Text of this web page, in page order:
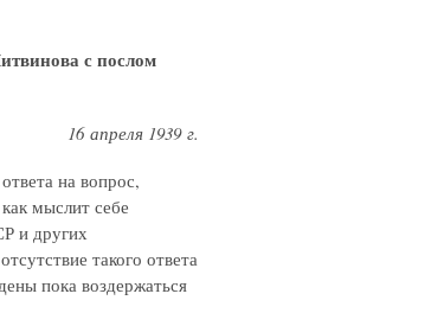
с послом
16 апреля 1939 г.
на вопрос,
мыслит себе
и других
такого ответа
пока воздержаться